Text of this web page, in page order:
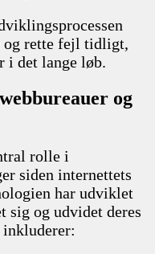
og rette fejl tidligt,
i det lange løb.
og
rolle i
siden internettets
har udviklet
sig og udvidet deres
inkluderer: